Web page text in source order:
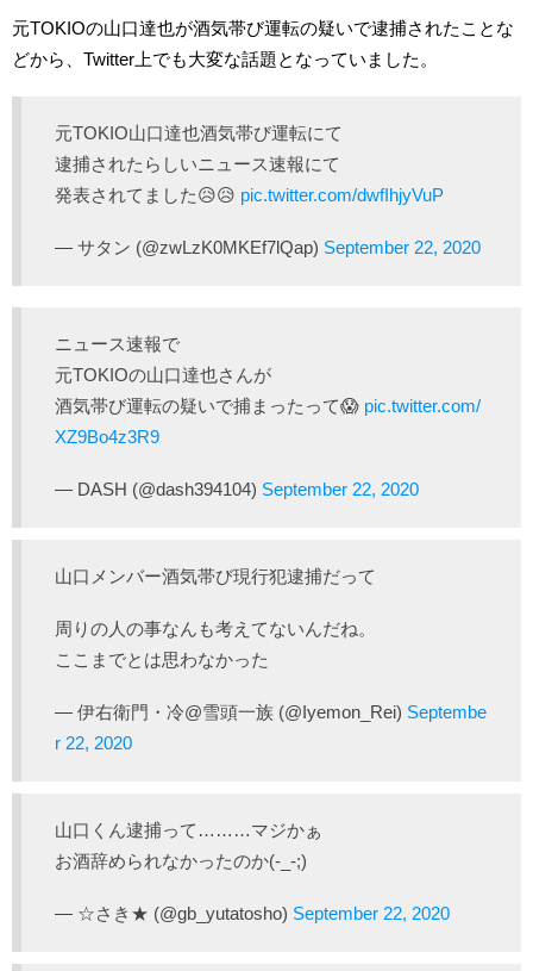
元TOKIOの山口達也が酒気帯び運転の疑いで逮捕されたことな
どから、Twitter上でも大変な話題となっていました。
元TOKIO山口達也酒気帯び運転にて
逮捕されたらしいニュース速報にて
発表されてました😥😥 pic.twitter.com/dwfIhjyVuP
— サタン (@zwLzK0MKEf7lQap) September 22, 2020
ニュース速報で
元TOKIOの山口達也さんが
酒気帯び運転の疑いで捕まったって😱 pic.twitter.com/
XZ9Bo4z3R9
— DASH (@dash394104) September 22, 2020
山口メンバー酒気帯び現行犯逮捕だって
周りの人の事なんも考えてないんだね。
ここまでとは思わなかった
— 伊右衛門・冷@雪頭一族 (@Iyemon_Rei) Septembe
r 22, 2020
山口くん逮捕って………マジかぁ
お酒辞められなかったのか(-_-;)
— ☆さき★ (@gb_yutatosho) September 22, 2020